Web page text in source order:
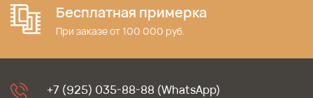
Бесплатная примерка
При заказе от 100 000 руб.
+7 (925) 035-88-88 (WhatsApp)